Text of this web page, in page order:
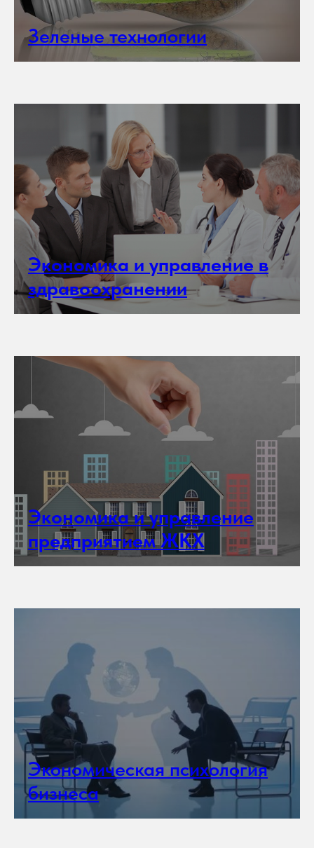
Зеленые технологии
Экономика и управление в
здравоохранении
Экономика и управление
предприятием ЖКХ
Экономическая психология
бизнеса